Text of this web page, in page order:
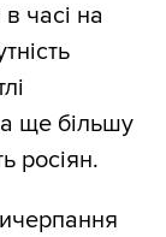
часі на
ще більшу
росіян.